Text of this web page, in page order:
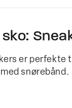
er
snørebånd.